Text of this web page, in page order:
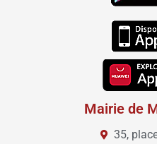
Mairie de
35,